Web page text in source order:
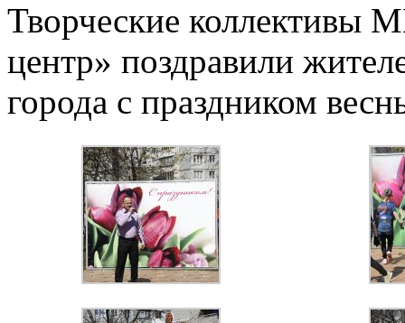
Творческие коллективы
центр» поздравили
города с праздником